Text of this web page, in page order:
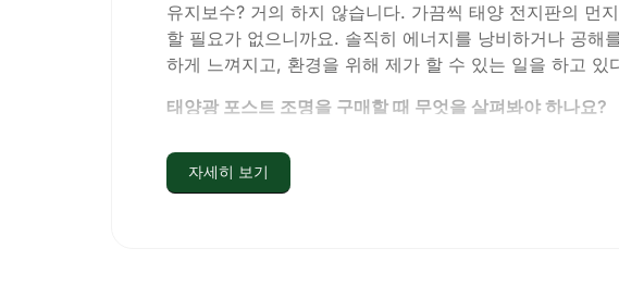
유지보수? 거의 하지 않습니다. 가끔씩 태양 전지판의 먼
할 필요가 없으니까요. 솔직히 에너지를 낭비하거나 공
하게 느껴지고, 환경을 위해 제가 할 수 있는 일을 하고 있
태양광 포스트 조명을 구매할 때 무엇을 살펴봐야 하나요?
전환을 고려하고 있다면 친구나 이웃이 물어볼 때 제가 주
밝기:모든 태양광 조명이 똑같이 만들어지는 것은 아닙
자세히 보기